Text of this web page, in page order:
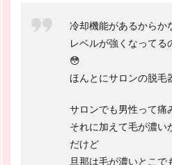
冷却機能があるからか
レベルが強くなってる
😳
ほんとにサロンの脱毛
サロンでも男性って痛
それに加えて毛が濃い
だけど
旦那は毛が濃いとこで